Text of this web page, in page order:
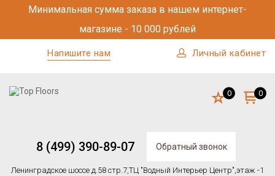
Минимальная сумма заказа в нашем интернет-
магазине - 10 000 рублей
Напишите нам Личный кабинет
8 (499) 390-89-07 Обратный звонок
Ленинградское шоссе д.58 стр.7,ТЦ "Водный Интерьер Центр",этаж -1
0 0